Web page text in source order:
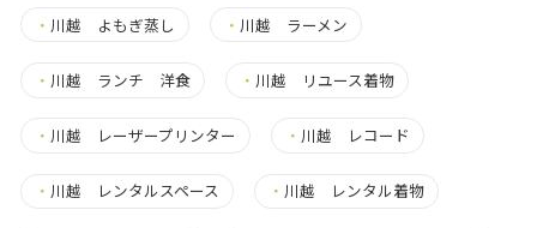
・ 川越 よもぎ蒸し ・ 川越 ラーメン
・ 川越 ランチ 洋食 ・ 川越 リユース着物
・ 川越 レーザープリンター ・ 川越 レコード
・ 川越 レンタルスペース ・ 川越 レンタル着物